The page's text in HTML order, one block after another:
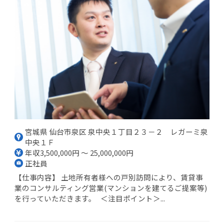
宮城県 仙台市泉区 泉中央１丁目２３－２ レガーミ泉
中央１Ｆ
年収3,500,000円 ～ 25,000,000円
正社員
【仕事内容】 土地所有者様への戸別訪問により、賃貸事
業のコンサルティング営業(マンションを建てるご提案等)
を行っていただきます。 ＜注目ポイント＞...